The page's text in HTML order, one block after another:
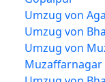
Umzug von
Umzug von
Umzug von
Muzaffarnagar